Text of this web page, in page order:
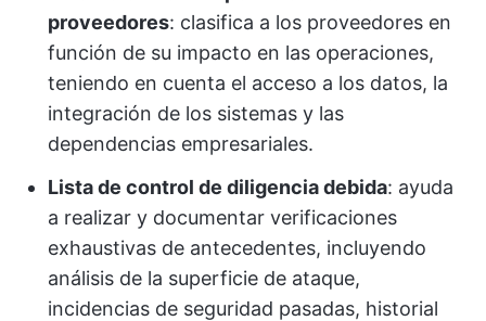
proveedores: clasifica a los proveedores en
función de su impacto en las operaciones,
teniendo en cuenta el acceso a los datos, la
integración de los sistemas y las
dependencias empresariales.
Lista de control de diligencia debida: ayuda
a realizar y documentar verificaciones
exhaustivas de antecedentes, incluyendo
análisis de la superficie de ataque,
incidencias de seguridad pasadas, historial